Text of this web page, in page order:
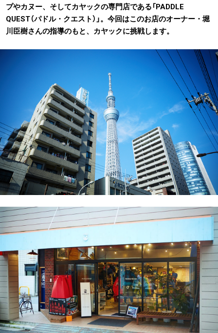
プやカヌー、そしてカヤックの専門店である「PADDLE
QUEST（パドル・クエスト）」。今回はこのお店のオーナー・堀
川臣樹さんの指導のもと、カヤックに挑戦します。